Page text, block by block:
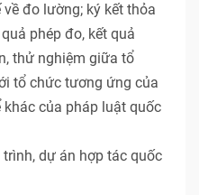
đo lường; ký kết thỏa
phép đo, kết quả
thử nghiệm giữa tổ
tổ chức tương ứng của
của pháp luật quốc
dự án hợp tác quốc